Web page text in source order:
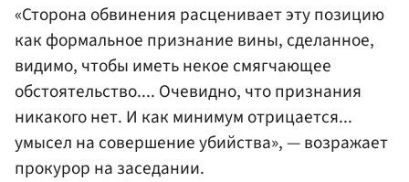
«Сторона обвинения расценивает эту позицию
как формальное признание вины, сделанное,
видимо, чтобы иметь некое смягчающее
обстоятельство.... Очевидно, что признания
никакого нет. И как минимум отрицается...
умысел на совершение убийства», — возражает
прокурор на заседании.